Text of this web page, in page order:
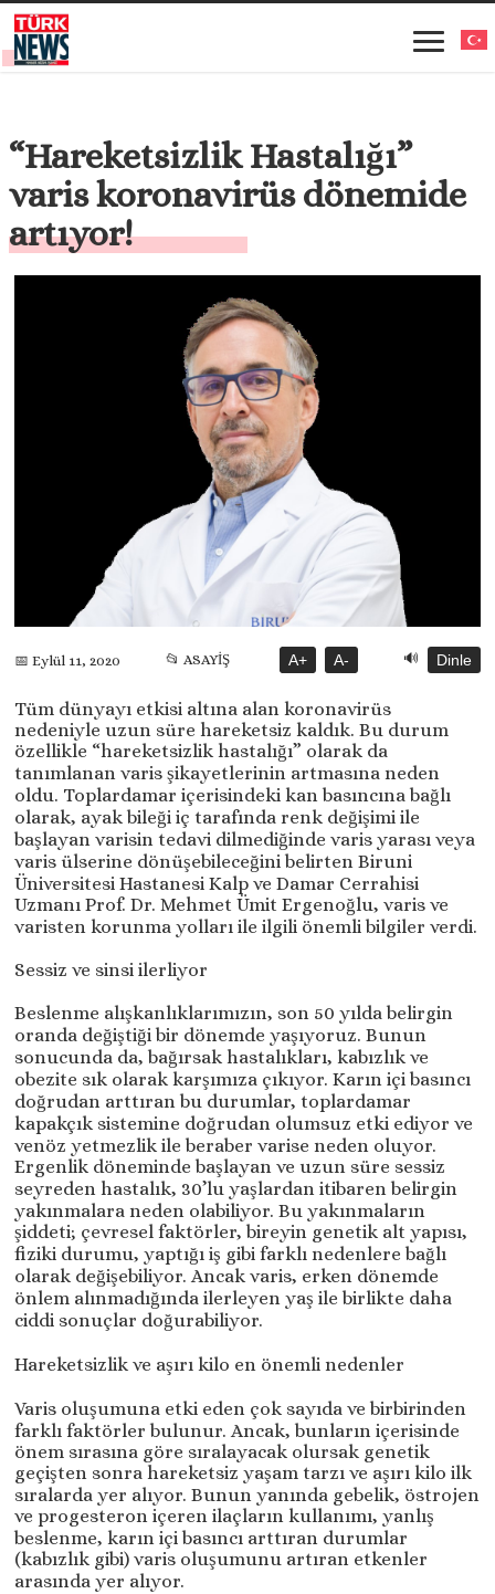
“Hareketsizlik Hastalığı”
varis koronavirüs dönemide
artıyor!
📅 Eylül 11, 2020 📂 ASAYİŞ A+ A- 🔊 Dinle
Tüm dünyayı etkisi altına alan koronavirüs
nedeniyle uzun süre hareketsiz kaldık. Bu durum
özellikle “hareketsizlik hastalığı” olarak da
tanımlanan varis şikayetlerinin artmasına neden
oldu. Toplardamar içerisindeki kan basıncına bağlı
olarak, ayak bileği iç tarafında renk değişimi ile
başlayan varisin tedavi dilmediğinde varis yarası veya
varis ülserine dönüşebileceğini belirten Biruni
Üniversitesi Hastanesi Kalp ve Damar Cerrahisi
Uzmanı Prof. Dr. Mehmet Ümit Ergenoğlu, varis ve
varisten korunma yolları ile ilgili önemli bilgiler verdi.
Sessiz ve sinsi ilerliyor
Beslenme alışkanlıklarımızın, son 50 yılda belirgin
oranda değiştiği bir dönemde yaşıyoruz. Bunun
sonucunda da, bağırsak hastalıkları, kabızlık ve
obezite sık olarak karşımıza çıkıyor. Karın içi basıncı
doğrudan arttıran bu durumlar, toplardamar
kapakçık sistemine doğrudan olumsuz etki ediyor ve
venöz yetmezlik ile beraber varise neden oluyor.
Ergenlik döneminde başlayan ve uzun süre sessiz
seyreden hastalık, 30’lu yaşlardan itibaren belirgin
yakınmalara neden olabiliyor. Bu yakınmaların
şiddeti; çevresel faktörler, bireyin genetik alt yapısı,
fiziki durumu, yaptığı iş gibi farklı nedenlere bağlı
olarak değişebiliyor. Ancak varis, erken dönemde
önlem alınmadığında ilerleyen yaş ile birlikte daha
ciddi sonuçlar doğurabiliyor.
Hareketsizlik ve aşırı kilo en önemli nedenler
Varis oluşumuna etki eden çok sayıda ve birbirinden
farklı faktörler bulunur. Ancak, bunların içerisinde
önem sırasına göre sıralayacak olursak genetik
geçişten sonra hareketsiz yaşam tarzı ve aşırı kilo ilk
sıralarda yer alıyor. Bunun yanında gebelik, östrojen
ve progesteron içeren ilaçların kullanımı, yanlış
beslenme, karın içi basıncı arttıran durumlar
(kabızlık gibi) varis oluşumunu artıran etkenler
arasında yer alıyor.